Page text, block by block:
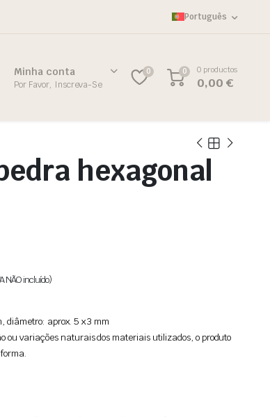
Português
Minha conta
Por Favor, Inscreva-Se
0 0 0 productos
0,00€
hexagonal
NÃO incluído)
diâmetro: aprox. 5 x 3 mm
ou variações naturais dos materiais utilizados, o produto